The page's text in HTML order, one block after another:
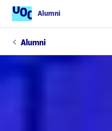
Alumni
Alumni